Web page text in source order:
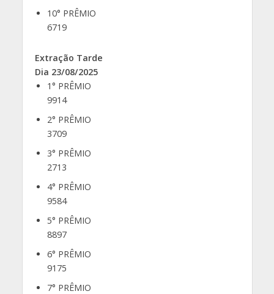
10° PRÊMIO
6719
Extração Tarde
Dia 23/08/2025
1° PRÊMIO
9914
2° PRÊMIO
3709
3° PRÊMIO
2713
4° PRÊMIO
9584
5° PRÊMIO
8897
6° PRÊMIO
9175
7° PRÊMIO